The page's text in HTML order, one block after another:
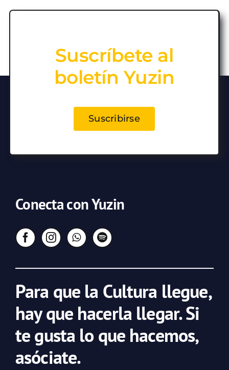
Suscríbete al
boletín Yuzin
Suscribirse
Conecta con Yuzin
Para que la Cultura llegue,
hay que hacerla llegar. Si
te gusta lo que hacemos,
asóciate.